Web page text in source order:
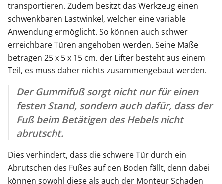
transportieren. Zudem besitzt das Werkzeug einen
schwenkbaren Lastwinkel, welcher eine variable
Anwendung ermöglicht. So können auch schwer
erreichbare Türen angehoben werden. Seine Maße
betragen 25 x 5 x 15 cm, der Lifter besteht aus einem
Teil, es muss daher nichts zusammengebaut werden.
Der Gummifuß sorgt nicht nur für einen
festen Stand, sondern auch dafür, dass der
Fuß beim Betätigen des Hebels nicht
abrutscht.
Dies verhindert, dass die schwere Tür durch ein
Abrutschen des Fußes auf den Boden fällt, denn dabei
können sowohl diese als auch der Monteur Schaden